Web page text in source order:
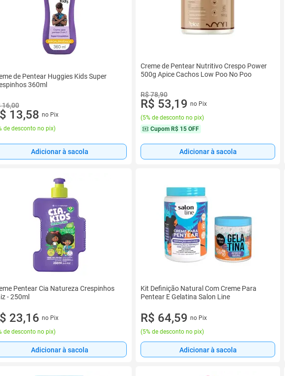
de Pentear Huggies Kids Super
360ml
16,00
13,58 no Pix
de desconto no pix)
Adicionar à sacola
Creme de Pentear Nutritivo Crespo Power
500g Apice Cachos Low Poo No Poo
R$ 78,90
R$ 53,19 no Pix
(5% de desconto no pix)
Cupom R$ 15 OFF
Adicionar à sacola
Pentear Cia Natureza Crespinhos
- 250ml
23,16 no Pix
de desconto no pix)
Adicionar à sacola
Kit Definição Natural Com Creme Para
Pentear E Gelatina Salon Line
R$ 64,59 no Pix
(5% de desconto no pix)
Adicionar à sacola